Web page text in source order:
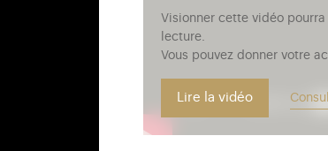
Visionner cette vidéo
lecture.
Vous pouvez donner votre
Lire la vidéo